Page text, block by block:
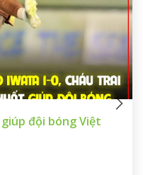
đội bóng Việt